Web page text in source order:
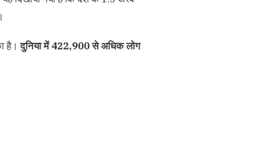
है। दुनिया में 422,900 से अधिक लोग